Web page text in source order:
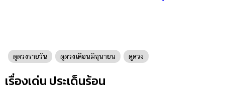
ดูดวงรายวัน ดูดวงเดือนมิถุนายน ดูดวง
เรื่องเด่น ประเด็นร้อน